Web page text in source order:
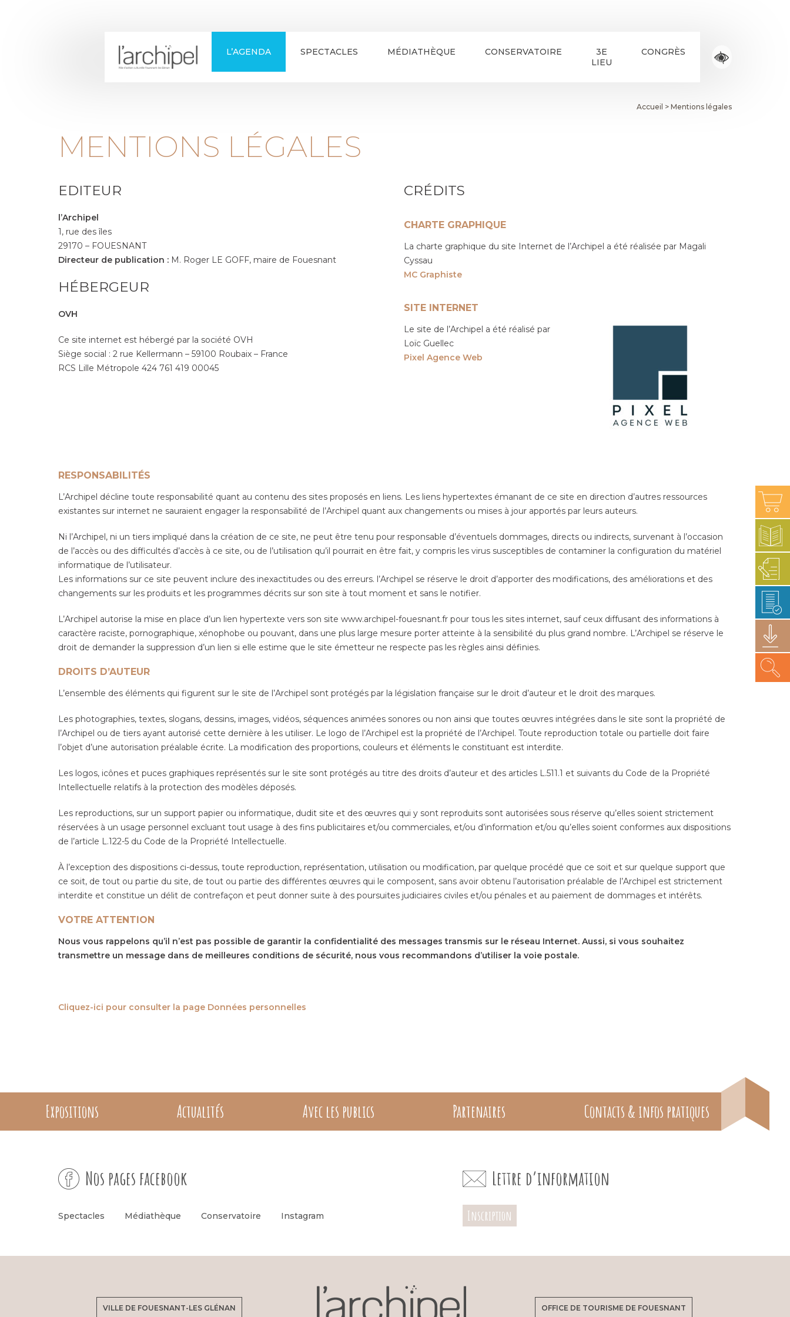
L’AGENDA SPECTACLES MÉDIATHÈQUE CONSERVATOIRE
3E
LIEU
CONGRÈS
Accueil > Mentions légales
MENTIONS LÉGALES
EDITEUR
l’Archipel
1, rue des îles
29170 – FOUESNANT
Directeur de publication : M. Roger LE GOFF, maire de Fouesnant
HÉBERGEUR
OVH
Ce site internet est hébergé par la société OVH
Siège social : 2 rue Kellermann – 59100 Roubaix – France
RCS Lille Métropole 424 761 419 00045
CRÉDITS
CHARTE GRAPHIQUE
La charte graphique du site Internet de l’Archipel a été réalisée par Magali
Cyssau
MC Graphiste
SITE INTERNET
Le site de l’Archipel a été réalisé par
Loïc Guellec
Pixel Agence Web
RESPONSABILITÉS
L’Archipel décline toute responsabilité quant au contenu des sites proposés en liens. Les liens hypertextes émanant de ce site en direction d’autres ressources
existantes sur internet ne sauraient engager la responsabilité de l’Archipel quant aux changements ou mises à jour apportés par leurs auteurs.
Ni l’Archipel, ni un tiers impliqué dans la création de ce site, ne peut être tenu pour responsable d’éventuels dommages, directs ou indirects, survenant à l’occasion
de l’accès ou des difficultés d’accès à ce site, ou de l’utilisation qu’il pourrait en être fait, y compris les virus susceptibles de contaminer la configuration du matériel
informatique de l’utilisateur.
Les informations sur ce site peuvent inclure des inexactitudes ou des erreurs. l’Archipel se réserve le droit d’apporter des modifications, des améliorations et des
changements sur les produits et les programmes décrits sur son site à tout moment et sans le notifier.
L’Archipel autorise la mise en place d’un lien hypertexte vers son site www.archipel-fouesnant.fr pour tous les sites internet, sauf ceux diffusant des informations à
caractère raciste, pornographique, xénophobe ou pouvant, dans une plus large mesure porter atteinte à la sensibilité du plus grand nombre. L’Archipel se réserve le
droit de demander la suppression d’un lien si elle estime que le site émetteur ne respecte pas les règles ainsi définies.
DROITS D’AUTEUR
L’ensemble des éléments qui figurent sur le site de l’Archipel sont protégés par la législation française sur le droit d’auteur et le droit des marques.
Les photographies, textes, slogans, dessins, images, vidéos, séquences animées sonores ou non ainsi que toutes œuvres intégrées dans le site sont la propriété de
l’Archipel ou de tiers ayant autorisé cette dernière à les utiliser. Le logo de l’Archipel est la propriété de l’Archipel. Toute reproduction totale ou partielle doit faire
l’objet d’une autorisation préalable écrite. La modification des proportions, couleurs et éléments le constituant est interdite.
Les logos, icônes et puces graphiques représentés sur le site sont protégés au titre des droits d’auteur et des articles L.511.1 et suivants du Code de la Propriété
Intellectuelle relatifs à la protection des modèles déposés.
Les reproductions, sur un support papier ou informatique, dudit site et des œuvres qui y sont reproduits sont autorisées sous réserve qu’elles soient strictement
réservées à un usage personnel excluant tout usage à des fins publicitaires et/ou commerciales, et/ou d’information et/ou qu’elles soient conformes aux dispositions
de l’article L.122-5 du Code de la Propriété Intellectuelle.
À l’exception des dispositions ci-dessus, toute reproduction, représentation, utilisation ou modification, par quelque procédé que ce soit et sur quelque support que
ce soit, de tout ou partie du site, de tout ou partie des différentes œuvres qui le composent, sans avoir obtenu l’autorisation préalable de l’Archipel est strictement
interdite et constitue un délit de contrefaçon et peut donner suite à des poursuites judiciaires civiles et/ou pénales et au paiement de dommages et intérêts.
VOTRE ATTENTION
Nous vous rappelons qu’il n’est pas possible de garantir la confidentialité des messages transmis sur le réseau Internet. Aussi, si vous souhaitez
transmettre un message dans de meilleures conditions de sécurité, nous vous recommandons d’utiliser la voie postale.
Cliquez-ici pour consulter la page Données personnelles
Expositions Actualités Avec les publics Partenaires Contacts & infos pratiques
Nos pages facebook
Spectacles Médiathèque Conservatoire Instagram
Lettre d’information
Inscription
VILLE DE FOUESNANT-LES GLÉNAN OFFICE DE TOURISME DE FOUESNANT